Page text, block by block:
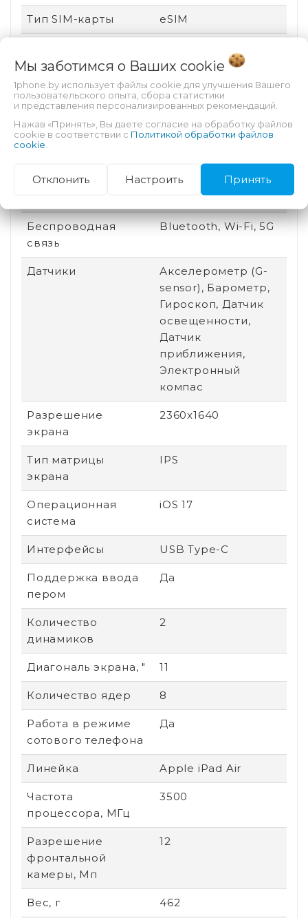
Тип SIM-карты eSIM
процессор
Особенности
тыловой камеры
Автофокус
Назначение
Для видео, Для игр,
Разъем для док-
Есть
Беспроводная
связь
Bluetooth, Wi-Fi, 5G
Датчики
Акселерометр (G-
sensor), Барометр,
Гироскоп, Датчик
освещенности,
Датчик
приближения,
Электронный
компас
Разрешение
экрана
2360x1640
Тип матрицы
экрана
IPS
Операционная
система
iOS 17
Интерфейсы USB Type-C
Поддержка ввода
пером
Да
Количество
динамиков
2
Диагональ экрана, " 11
Количество ядер 8
Работа в режиме
сотового телефона
Да
Линейка Apple iPad Air
Частота
процессора, МГц
3500
Разрешение
фронтальной
камеры, Мп
12
Вес, г 462
Мы заботимся о Ваших cookie
1phone.by использует файлы cookie для улучшения Вашего
пользовательского опыта, сбора статистики
и представления персонализированных рекомендаций.
Нажав «Принять», Вы даете согласие на обработку файлов
cookie в соответствии с Политикой обработки файлов
cookie
Отклонить Настроить Принять